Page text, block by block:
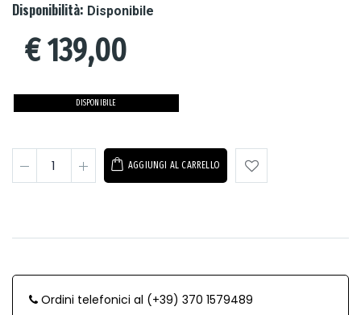
Disponibilità: Disponibile
€139,00
DISPONIBILE
AGGIUNGI AL CARRELLO
Ordini telefonici al (+39) 370 1579489